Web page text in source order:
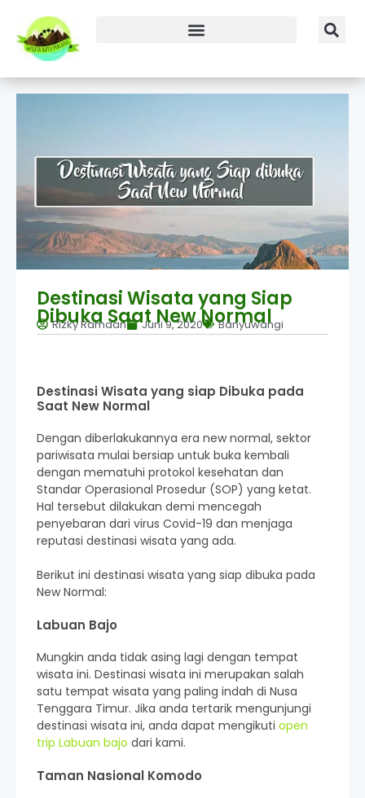
Destinasi Wisata yang Siap
Dibuka Saat New Normal
Rizky Ramdan Juni 9, 2020 Banyuwangi
Destinasi Wisata yang siap Dibuka pada
Saat New Normal
Dengan diberlakukannya era new normal, sektor
pariwisata mulai bersiap untuk buka kembali
dengan mematuhi protokol kesehatan dan
Standar Operasional Prosedur (SOP) yang ketat.
Hal tersebut dilakukan demi mencegah
penyebaran dari virus Covid-19 dan menjaga
reputasi destinasi wisata yang ada.
Berikut ini destinasi wisata yang siap dibuka pada
New Normal:
Labuan Bajo
Mungkin anda tidak asing lagi dengan tempat
wisata ini. Destinasi wisata ini merupakan salah
satu tempat wisata yang paling indah di Nusa
Tenggara Timur. Jika anda tertarik mengunjungi
destinasi wisata ini, anda dapat mengikuti open
trip Labuan bajo dari kami.
Taman Nasional Komodo